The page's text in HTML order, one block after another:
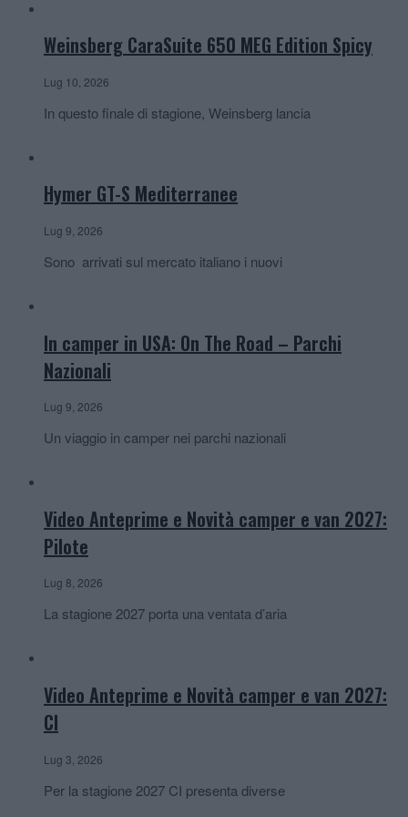
Weinsberg CaraSuite 650 MEG Edition Spicy
Lug 10, 2026
In questo finale di stagione, Weinsberg lancia
Hymer GT-S Mediterranee
Lug 9, 2026
Sono arrivati sul mercato italiano i nuovi
In camper in USA: On The Road – Parchi
Nazionali
Lug 9, 2026
Un viaggio in camper nei parchi nazionali
Video Anteprime e Novità camper e van 2027:
Pilote
Lug 8, 2026
La stagione 2027 porta una ventata d’aria
Video Anteprime e Novità camper e van 2027:
CI
Lug 3, 2026
Per la stagione 2027 CI presenta diverse